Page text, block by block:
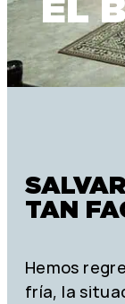
EL
TAN
Hemos
fría, la